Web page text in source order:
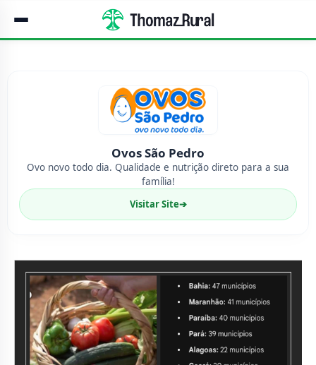
Ovos São Pedro
Ovo novo todo dia. Qualidade e nutrição direto para a sua
família!
Visitar Site➔